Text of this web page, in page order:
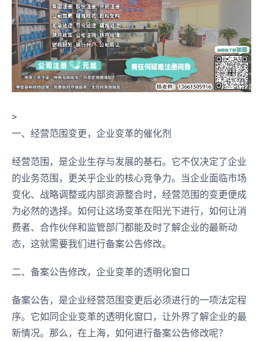
>
一、经营范围变更，企业变革的催化剂
经营范围，是企业生存与发展的基石。它不仅决定了企业
的业务范围，更关乎企业的核心竞争力。当企业面临市场
变化、战略调整或内部资源整合时，经营范围的变更便成
为必然的选择。如何让这场变革在阳光下进行，如何让消
费者、合作伙伴和监管部门都能及时了解企业的最新动
态，这就需要我们进行备案公告修改。
二、备案公告修改，企业变革的透明化窗口
备案公告，是企业经营范围变更后必须进行的一项法定程
序。它如同企业变革的透明化窗口，让外界了解企业的最
新情况。那么，在上海，如何进行备案公告修改呢？